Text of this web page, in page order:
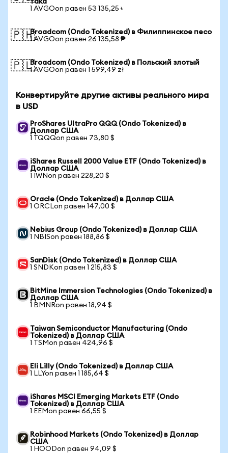
така
1 AVGOon равен 53 135,25 ৳
🇵🇭Broadcom (Ondo Tokenized) в Филиппинское песо
1 AVGOon равен 26 135,58 ₱
🇵🇱Broadcom (Ondo Tokenized) в Польский злотый
1 AVGOon равен 1 599,49 zł
Конвертируйте другие активы реального мира
в USD
ProShares UltraPro QQQ (Ondo Tokenized) в
Доллар США
1 TQQQon равен 73,80 $
iShares Russell 2000 Value ETF (Ondo Tokenized) в
Доллар США
1 IWNon равен 228,20 $
Oracle (Ondo Tokenized) в Доллар США
1 ORCLon равен 147,00 $
Nebius Group (Ondo Tokenized) в Доллар США
1 NBISon равен 188,86 $
SanDisk (Ondo Tokenized) в Доллар США
1 SNDKon равен 1 215,83 $
BitMine Immersion Technologies (Ondo Tokenized) в
Доллар США
1 BMNRon равен 18,94 $
Taiwan Semiconductor Manufacturing (Ondo
Tokenized) в Доллар США
1 TSMon равен 424,96 $
Eli Lilly (Ondo Tokenized) в Доллар США
1 LLYon равен 1 185,64 $
iShares MSCI Emerging Markets ETF (Ondo
Tokenized) в Доллар США
1 EEMon равен 66,55 $
Robinhood Markets (Ondo Tokenized) в Доллар
США
1 HOODon равен 94,09 $